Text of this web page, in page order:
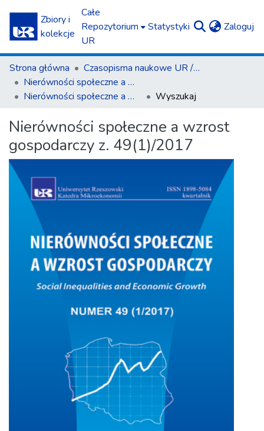
Zbiory i
kolekcje
Całe
Repozytorium
UR
Statystyki Zaloguj
Strona główna
Czasopisma naukowe UR / Scientific Journals
Nierówności społeczne a wzrost gospodarczy
Nierówności społeczne a wzrost gospodarczy z. 49(1)/2017
Wyszukaj
Nierówności społeczne a wzrost
gospodarczy z. 49(1)/2017